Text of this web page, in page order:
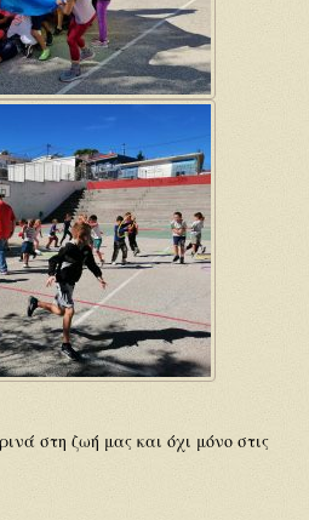
στη ζωή μας και όχι μόνο στις